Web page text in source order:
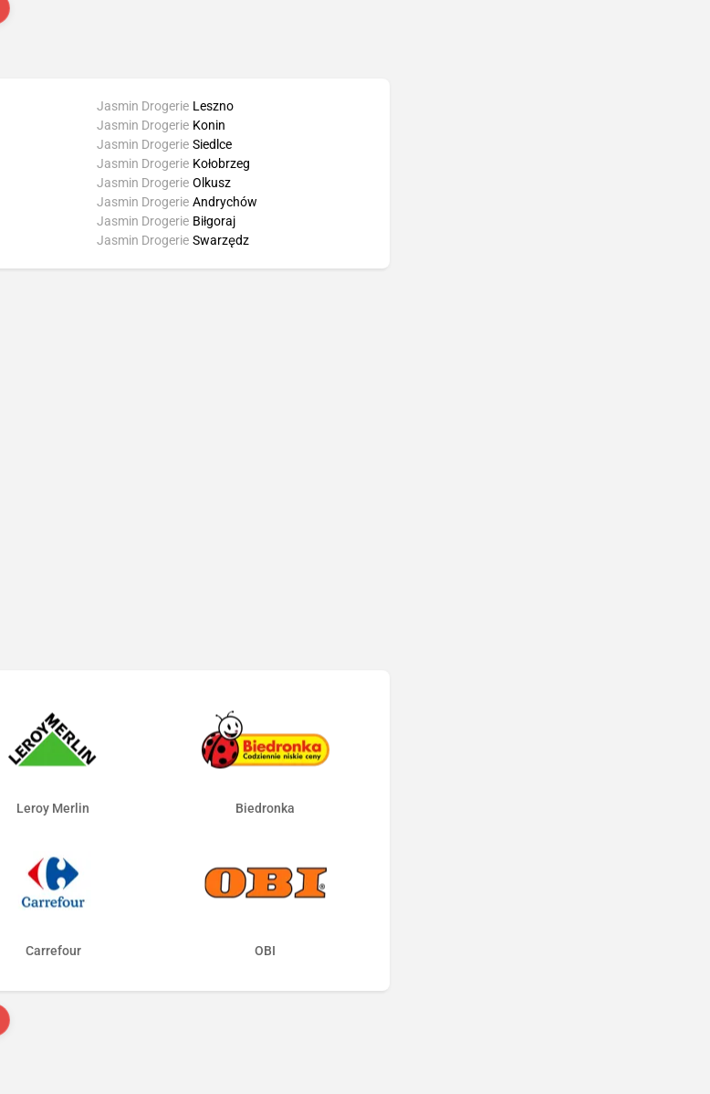
Jasmin Drogerie Leszno
Jasmin Drogerie Konin
Jasmin Drogerie Siedlce
Jasmin Drogerie Kołobrzeg
Jasmin Drogerie Olkusz
Jasmin Drogerie Andrychów
Jasmin Drogerie Biłgoraj
Jasmin Drogerie Swarzędz
Leroy Merlin Biedronka
Carrefour OBI